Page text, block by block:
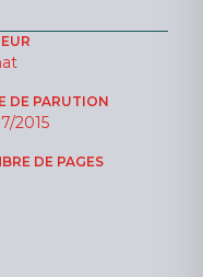
DE PARUTION
2015
DE PAGES